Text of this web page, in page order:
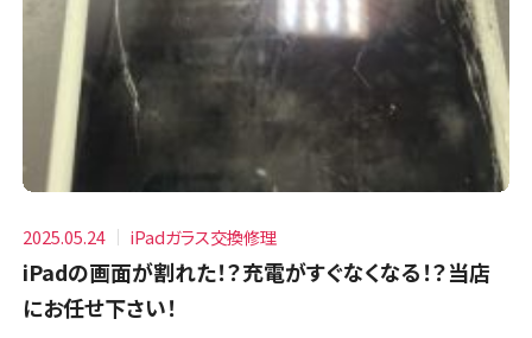
2025.05.24 iPadガラス交換修理
iPadの画面が割れた！？充電がすぐなくなる！？当店
にお任せ下さい！